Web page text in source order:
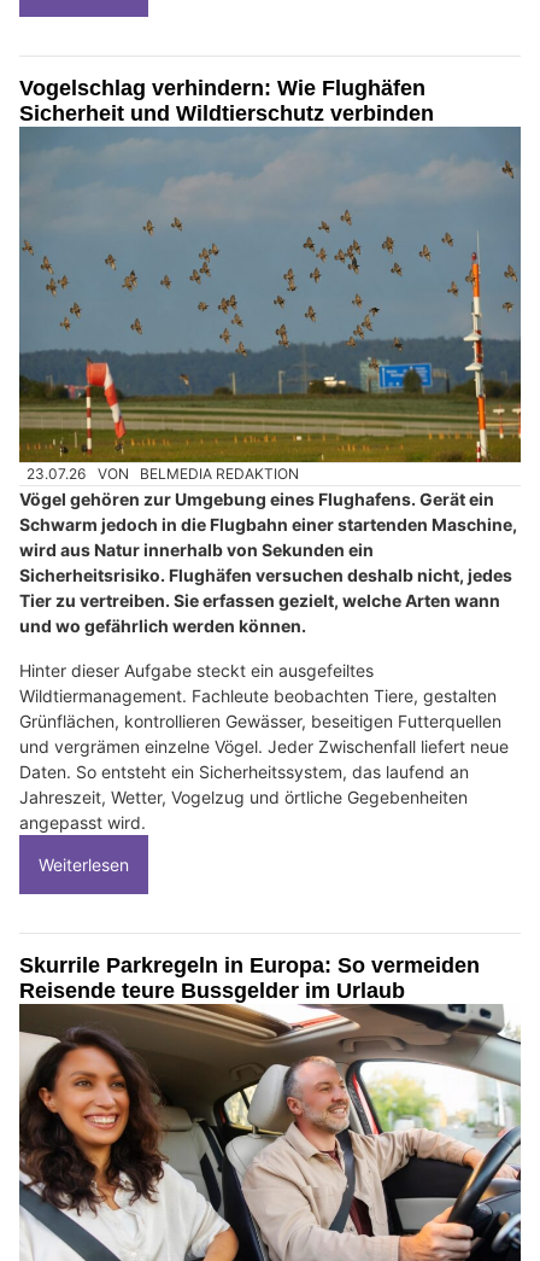
Vogelschlag verhindern: Wie Flughäfen
Sicherheit und Wildtierschutz verbinden
23.07.26 VON BELMEDIA REDAKTION
Vögel gehören zur Umgebung eines Flughafens. Gerät ein
Schwarm jedoch in die Flugbahn einer startenden Maschine,
wird aus Natur innerhalb von Sekunden ein
Sicherheitsrisiko. Flughäfen versuchen deshalb nicht, jedes
Tier zu vertreiben. Sie erfassen gezielt, welche Arten wann
und wo gefährlich werden können.
Hinter dieser Aufgabe steckt ein ausgefeiltes
Wildtiermanagement. Fachleute beobachten Tiere, gestalten
Grünflächen, kontrollieren Gewässer, beseitigen Futterquellen
und vergrämen einzelne Vögel. Jeder Zwischenfall liefert neue
Daten. So entsteht ein Sicherheitssystem, das laufend an
Jahreszeit, Wetter, Vogelzug und örtliche Gegebenheiten
angepasst wird.
Weiterlesen
Skurrile Parkregeln in Europa: So vermeiden
Reisende teure Bussgelder im Urlaub